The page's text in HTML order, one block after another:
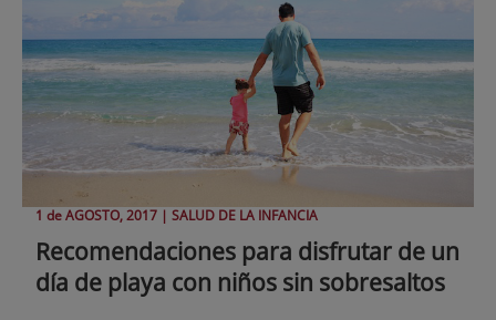
1 deAGOSTO, 2017 | SALUD DE LA INFANCIA
Recomendaciones para disfrutar de un
día de playa con niños sin sobresaltos